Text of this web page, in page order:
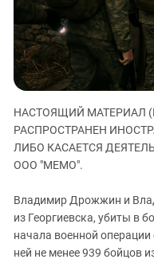
Дагестан
Ингушетия
Кабардино-Балкария
Калмыкия
Карачаево-Черкесия
Краснодарский край
Нагорный Карабах
Ростовская область
Северная Осетия - Алания
СКФО
НАСТОЯЩИЙ МАТЕРИАЛ
РАСПРОСТРАНЕН
ЛИБО КАСАЕТСЯ
ООО "МЕМО".
Владимир Дрожжин и
из Георгиевска, убиты в
начала военной
ней не менее 939 бойцов